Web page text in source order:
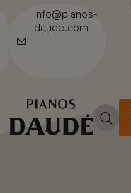
info@pianos-
daude.com